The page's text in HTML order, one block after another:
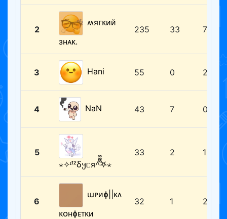
2
ʍяᴦᴋий
знᴀᴋ.
235 33 7
3 Hani 55 0 2
4 NaN 43 7 0
5
⋆✧ᶦᵗᶻⳝ𐔤ᥴя^᪲᪲᪲𖤐⋆
33 2 1
6
ɯᴩиɸ||ᴋᴧ
ᴋᴏнɸᴇᴛᴋи
32 1 2